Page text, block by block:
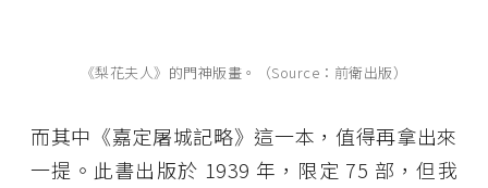
《梨花夫人》的門神版畫。（Source：前衛出版）
而其中《嘉定屠城記略》這一本，值得再拿出來
一提。此書出版於 1939 年，限定 75 部，但我